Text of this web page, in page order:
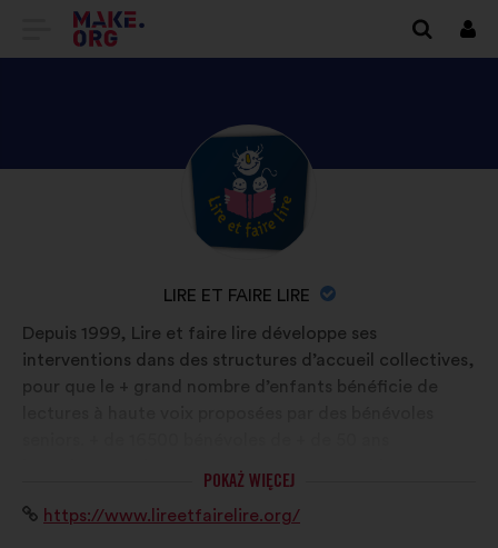
IDŹ
GŁÓWNEJ
MAKE.ORG
się
ODKRYJ
PROFIL
LIRE
LIRE
NAZWA
ORGANIZACJI:
LIRE ET FAIRE LIRE
Życiorys:
Depuis 1999, Lire et faire lire développe ses
interventions dans des structures d’accueil collectives,
pour que le + grand nombre d’enfants bénéficie de
interviennent dans 9100 structures auprès de 578000
enfants. L’association porte des objectifs
complémentaires de son projet initial : le
POKAŻ WIĘCEJ
Strona
https://www.lireetfairelire.org/